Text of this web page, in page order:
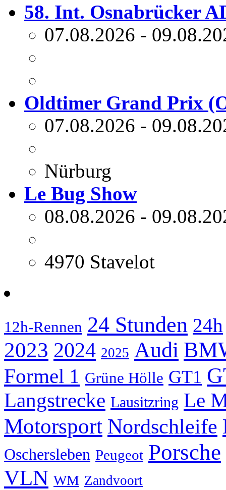
58. Int. Osnabrücker
07.08.2026 -
Oldtimer Grand Prix
07.08.2026 -
Nürburg
Le Bug Show
08.08.2026 -
4970 Stavelot
12h-Rennen 24 Stunden 24h
2023 2024 2025 Audi
Formel 1 Grüne Hölle GT1
Langstrecke Lausitzring Le
Motorsport Nordschleife
Oschersleben Peugeot Porsche
VLN WM Zandvoort